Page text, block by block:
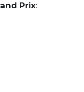
Prix: